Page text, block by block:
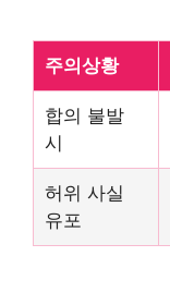
주의상황
합의 불발
시
허위 사실
유포